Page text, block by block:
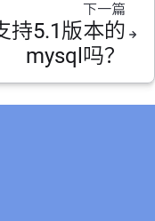
下一篇
持5.1版本的
mysql吗？